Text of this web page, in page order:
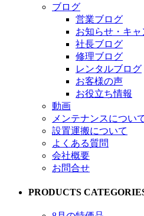
ブログ
営業ブログ
お知らせ・キャ
社長ブログ
修理ブログ
レンタルブログ
お客様の声
お役立ち情報
動画
メンテナンスについ
設置運搬について
よくある質問
会社概要
お問合せ
PRODUCTS